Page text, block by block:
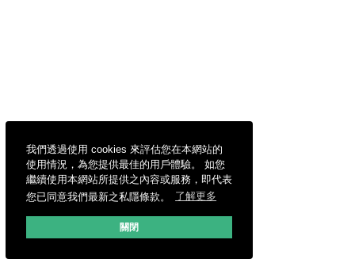
我們透過使用 cookies 來評估您在本網站的
使用情況，為您提供最佳的用戶體驗。 如您
繼續使用本網站所提供之內容或服務，即代表
您已同意我們最新之私隱條款。
了解更多
關閉